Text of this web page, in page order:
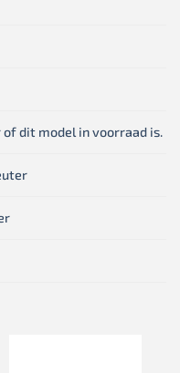
dit model in voorraad is.